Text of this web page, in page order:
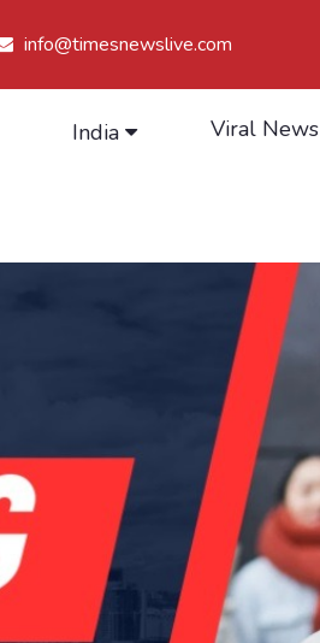
info@timesnewslive.com
India Viral News